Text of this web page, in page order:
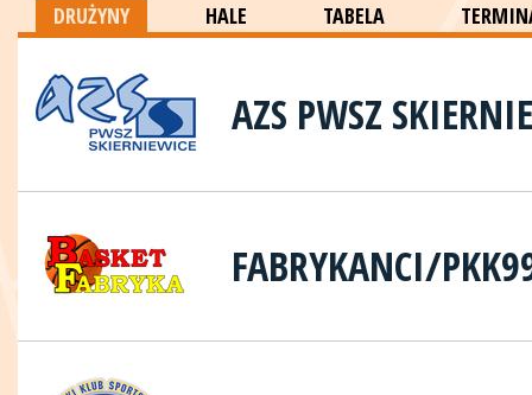
DRUŻYNY HALE TABELA
AZS PWSZ
FABRYKANCI/